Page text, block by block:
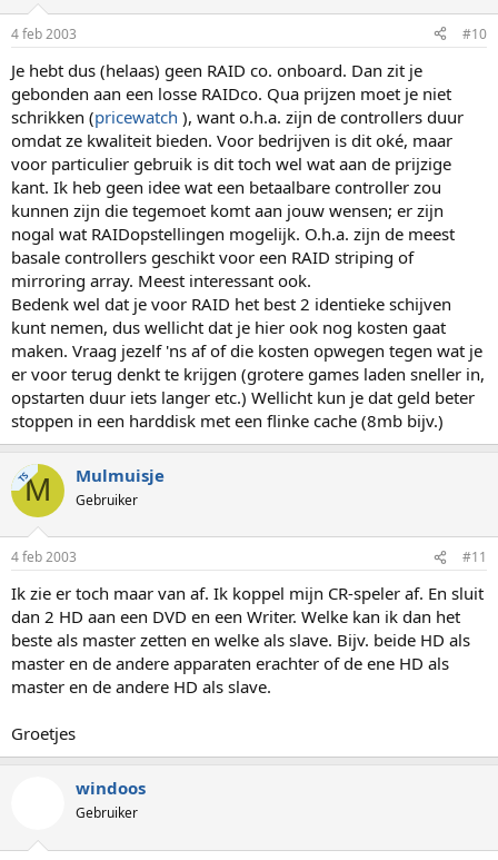
4 feb 2003 #10
Je hebt dus (helaas) geen RAID co. onboard. Dan zit je
gebonden aan een losse RAIDco. Qua prijzen moet je niet
schrikken (pricewatch ), want o.h.a. zijn de controllers duur
omdat ze kwaliteit bieden. Voor bedrijven is dit oké, maar
voor particulier gebruik is dit toch wel wat aan de prijzige
kant. Ik heb geen idee wat een betaalbare controller zou
kunnen zijn die tegemoet komt aan jouw wensen; er zijn
nogal wat RAIDopstellingen mogelijk. O.h.a. zijn de meest
basale controllers geschikt voor een RAID striping of
mirroring array. Meest interessant ook.
Bedenk wel dat je voor RAID het best 2 identieke schijven
kunt nemen, dus wellicht dat je hier ook nog kosten gaat
maken. Vraag jezelf 'ns af of die kosten opwegen tegen wat je
er voor terug denkt te krijgen (grotere games laden sneller in,
opstarten duur iets langer etc.) Wellicht kun je dat geld beter
stoppen in een harddisk met een flinke cache (8mb bijv.)
TSM Mulmuisje
Gebruiker
4 feb 2003 #11
Ik zie er toch maar van af. Ik koppel mijn CR-speler af. En sluit
dan 2 HD aan een DVD en een Writer. Welke kan ik dan het
beste als master zetten en welke als slave. Bijv. beide HD als
master en de andere apparaten erachter of de ene HD als
master en de andere HD als slave.
Groetjes
windoos
Gebruiker